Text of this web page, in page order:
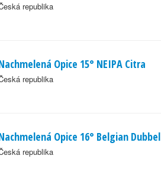
republika
Opice 15° NEIPA Citra
republika
Opice 16° Belgian Dubbel
republika